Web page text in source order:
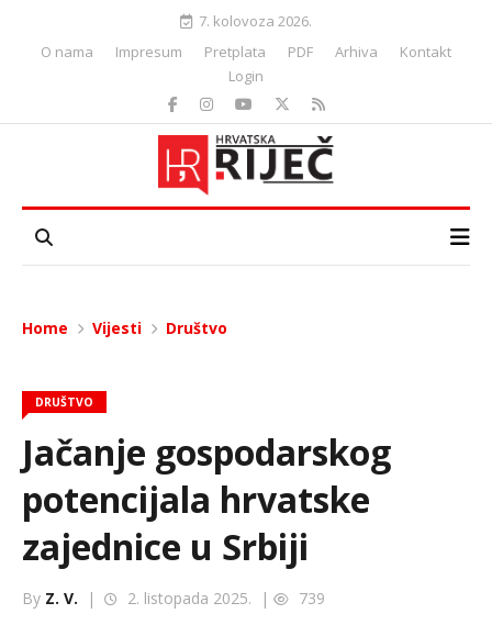
7. kolovoza 2026.
O nama
Impresum Pretplata PDF Arhiva
Kontakt
Login
Home Vijesti Društvo
DRUŠTVO
Jačanje gospodarskog
potencijala hrvatske
zajednice u Srbiji
By Z. V. | 2. listopada 2025. | 739